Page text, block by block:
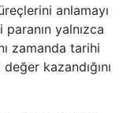
anlamayı
yalnızca
zamanda tarihi
kazandığını